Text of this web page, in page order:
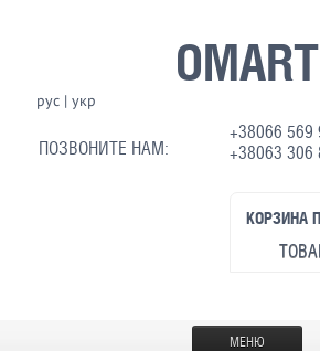
OMART
рус| укр
ПОЗВОНИТЕ НАМ:
+38066 569
+38063 306
КОРЗИНА
МЕНЮ